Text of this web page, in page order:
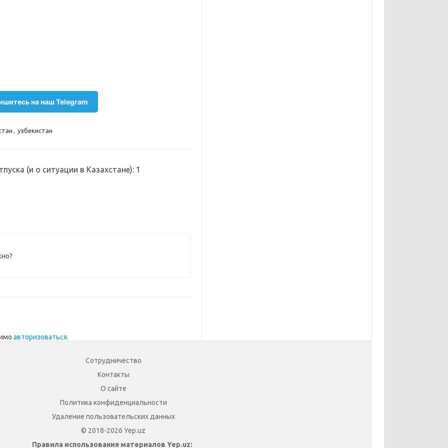
на наш Telegram
узбекистан
(и о ситуации в Казахстане): 1
авторизоваться.
Сотрудничество
Контакты
О сайте
Политика конфиденциальности
Удаление пользовательских данных
© 2018-2026 Yep.uz
Правила использования материалов Yep.uz: